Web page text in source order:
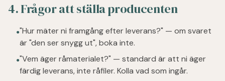
4. Frågor att ställa producenten
●"Hur mäter ni framgång efter leverans?" — om svaret
är "den ser snygg ut", boka inte.
●"Vem äger råmaterialet?" — standard är att ni äger
färdig leverans, inte råfiler. Kolla vad som ingår.